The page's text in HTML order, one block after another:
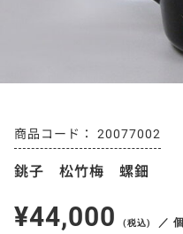
銚子 松竹梅 螺鈿
20077002
¥44,000 (税込) ／ 個